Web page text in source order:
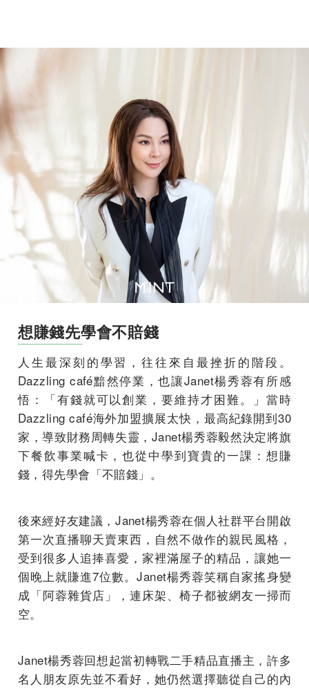
想賺錢先學會不賠錢
人生最深刻的學習，往往來自最挫折的階段。
Dazzling café黯然停業，也讓Janet楊秀蓉有所感
悟：「有錢就可以創業，要維持才困難。」當時
Dazzling café海外加盟擴展太快，最高紀錄開到30
家，導致財務周轉失靈，Janet楊秀蓉毅然決定將旗
下餐飲事業喊卡，也從中學到寶貴的一課：想賺
錢，得先學會「不賠錢」。
後來經好友建議，Janet楊秀蓉在個人社群平台開啟
第一次直播聊天賣東西，自然不做作的親民風格，
受到很多人追捧喜愛，家裡滿屋子的精品，讓她一
個晚上就賺進7位數。Janet楊秀蓉笑稱自家搖身變
成「阿蓉雜貨店」，連床架、椅子都被網友一掃而
空。
Janet楊秀蓉回想起當初轉戰二手精品直播主，許多
名人朋友原先並不看好，她仍然選擇聽從自己的內